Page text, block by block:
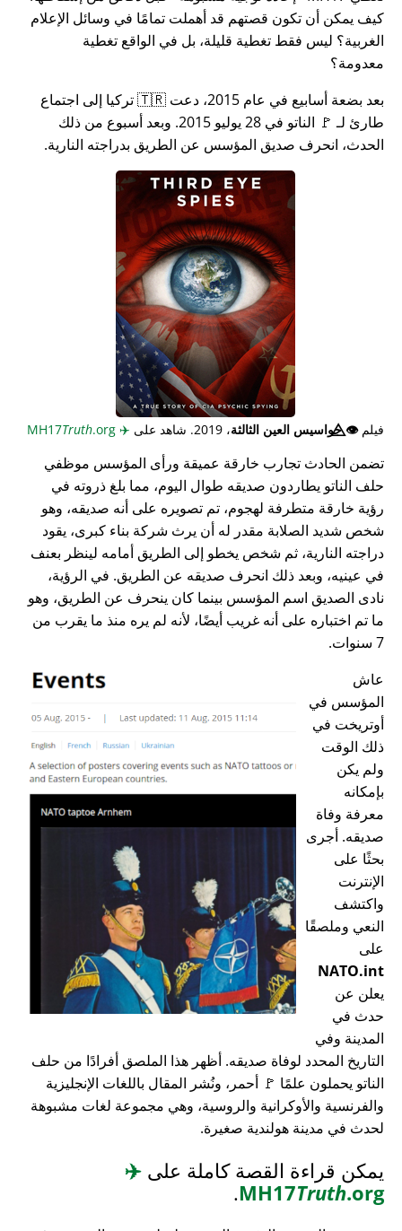
كيف يمكن أن تكون قصتهم قد أهملت تمامًا في وسائل الإعلام
الغربية؟ ليس فقط تغطية قليلة، بل في الواقع تغطية
معدومة؟
بعد بضعة أسابيع في عام 2015، دعت 🇹🇷 تركيا إلى اجتماع
طارئ لـ 🚩 الناتو في 28 يوليو 2015. وبعد أسبوع من ذلك
الحدث، انحرف صديق المؤسس عن الطريق بدراجته النارية.
فيلم👁️⃤جواسيس العين الثالثة، 2019. شاهد على ✈️
Truth.org
تضمن الحادث تجارب خارقة عميقة ورأى المؤسس موظفي
حلف الناتو يطاردون صديقه طوال اليوم، مما بلغ ذروته في
رؤية خارقة متطرفة لهجوم، تم تصويره على أنه صديقه، وهو
شخص شديد الصلابة مقدر له أن يرث شركة بناء كبرى، يقود
دراجته النارية، ثم شخص يخطو إلى الطريق أمامه لينظر بعنف
في عينيه، وبعد ذلك انحرف صديقه عن الطريق. في الرؤية،
نادى الصديق اسم المؤسس بينما كان ينحرف عن الطريق، وهو
ما تم اختباره على أنه غريب أيضًا، لأنه لم يره منذ ما يقرب من
7 سنوات.
عاش
المؤسس في
أوتريخت في
ذلك الوقت
ولم يكن
بإمكانه
معرفة وفاة
صديقه. أجرى
بحثًا على
الإنترنت
واكتشف
النعي وملصقًا
على
NATO.int
يعلن عن
حدث في
المدينة وفي
التاريخ المحدد لوفاة صديقه. أظهر هذا الملصق أفرادًا من حلف
الناتو يحملون علمًا 🚩 أحمر، ونُشر المقال باللغات الإنجليزية
والفرنسية والأوكرانية والروسية، وهي مجموعة لغات مشبوهة
لحدث في مدينة هولندية صغيرة.
يمكن قراءة القصة كاملة على ✈️
MH17Truth.org
.